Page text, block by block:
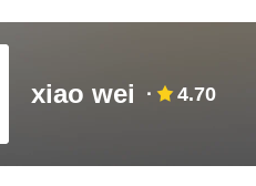
xiao wei 4.70